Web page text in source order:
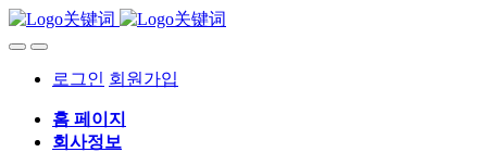
로그인 회원가입
홈 페이지
회사정보